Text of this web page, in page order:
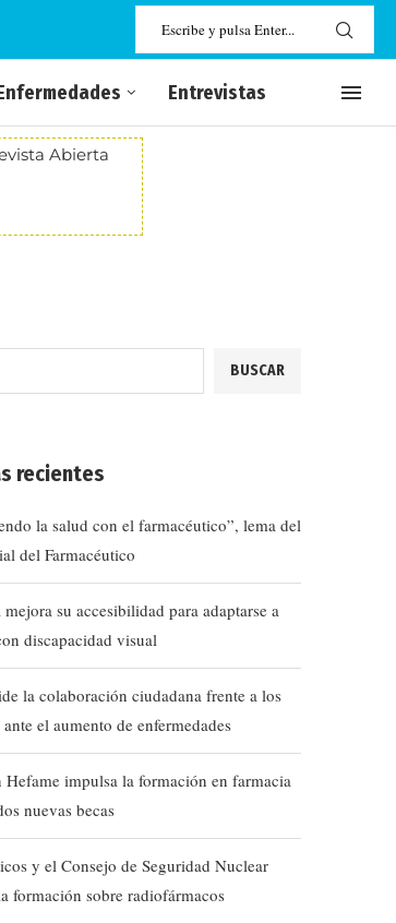
Entrevistas
BUSCAR
recientes
la salud con el farmacéutico”, lema del
del Farmacéutico
mejora su accesibilidad para adaptarse a
discapacidad visual
la colaboración ciudadana frente a los
el aumento de enfermedades
Hefame impulsa la formación en farmacia
nuevas becas
y el Consejo de Seguridad Nuclear
formación sobre radiofármacos